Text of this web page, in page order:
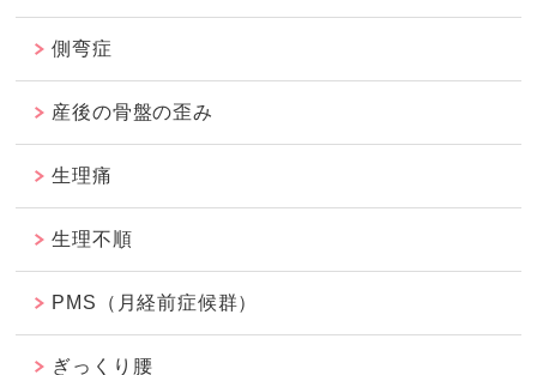
側弯症
産後の骨盤の歪み
生理痛
生理不順
PMS（月経前症候群）
ぎっくり腰